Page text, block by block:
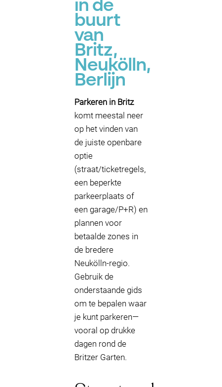
in de
buurt
van
Britz,
Neukölln,
Berlijn
Parkeren in Britz
komt meestal neer
op het vinden van
de juiste openbare
optie
(straat/ticketregels,
een beperkte
parkeerplaats of
een garage/P+R) en
plannen voor
betaalde zones in
de bredere
Neukölln-regio.
Gebruik de
onderstaande gids
om te bepalen waar
je kunt parkeren—
vooral op drukke
dagen rond de
Britzer Garten.